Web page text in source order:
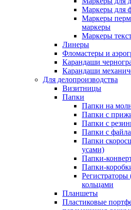
Маркеры для
Маркеры
маркеры
Маркеры
Линеры
Фломастеры и
Карандаши
Карандаши
Для делопроизводства
Визитницы
Папки
Папки на
Папки с
Папки с
Папки с
Папки
усами)
Папки-
Папки-
Регистраторы
кольцами
Планшеты
Пластиковые